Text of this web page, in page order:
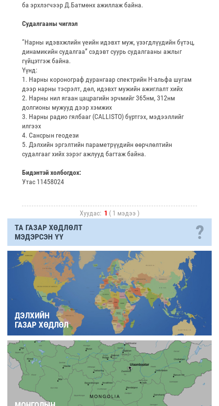
ба эрхлэгчээр Д.Батмөнх ажиллаж байна.
Судалгааны чиглэл
“Нарны идэвхжлийн үеийн идэвхт муж, үзэгдлүүдийн бүтэц,
динамикийн судалгаа” сэдэвт суурь судалгааны ажлыг
гүйцэтгэж байна.
Үүнд:
1. Нарны коронограф дурангаар спектрийн H-альфа шугам
дээр нарны тэсрэлт, дөл, идэвхт мужийн ажиглалт хийх
2. Нарны нил ягаан цацрагийн эрчмийг 365нм, 312нм
долгионы мужууд дээр хэмжих
3. Нарны радио гялбааг (CALLISTO) бүртгэх, мэдээллийг
илгээх
4. Сансрын геодези
5. Дэлхийн эргэлтийн параметрүүдийн өөрчлөлтийн
судалгааг хийх зэрэг ажлууд багтаж байна.
Бидэнтэй холбогдох:
Утас 11458024
Хуудас: 1 ( 1 мэдээ )
ТА ГАЗАР ХӨДЛӨЛТ
МЭДЭРСЭН ҮҮ
?
ДЭЛХИЙН
ГАЗАР ХӨДЛӨЛ